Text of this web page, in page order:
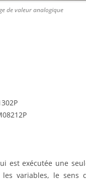
de valeur analogique
est exécutée une
variables, le sens